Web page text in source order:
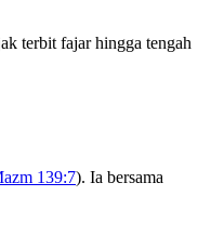
terbit fajar hingga tengah
139:7). Ia bersama